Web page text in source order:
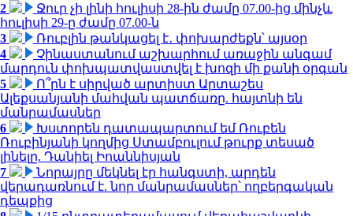
2
Ջուր չի լինի հուլիսի 28-ին ժամը 07.00-ից մինչև
հուլիսի 29-ը ժամը 07.00-ն
3
Ռուբլին թանկացել է․ փոխարժեքն՝ այսօր
4
Չինաստանում աշխարհում առաջին անգամ
մարդուն փոխպատվաստվել է խոզի մի քանի օրգան
5
Ո՞րն է սիրված արտիստ Արտաշես
Ալեքսանյանի մահվան պատճառը. հայտնի են
մանրամասներ
6
Խստորեն դատապարտում եմ Ռուբեն
Ռուբինյանի կողմից Ստամբուլում թուրք տեսած
լինելը. Դանիել Իոաննիսյան
7
Նորայրը մեկնել էր հանգստի, արդեն
վերադառնում է. նոր մանրամասներ՝ ողբերգական
դեպքից